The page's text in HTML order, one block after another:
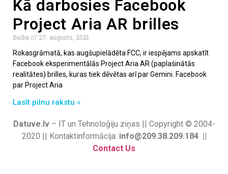
Kā darbosies Facebook
Project Aria AR brilles
Baiba
27. augusts, 2021
Rokasgrāmatā, kas augšupielādēta FCC, ir iespējams apskatīt
Facebook eksperimentālās Project Aria AR (paplašinātās
realitātes) brilles, kuras tiek dēvētas arī par Gemini. Facebook
par Project Aria
Lasīt pilnu rakstu »
Datuve.lv– IT un Tehnoloģiju ziņas || Copyright © 2004-
2020 || Kontaktinformācija: info@209.38.209.184 ||
Contact Us